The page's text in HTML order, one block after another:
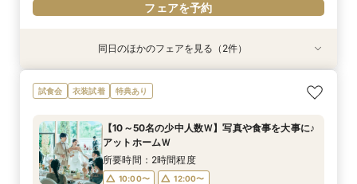
フェアを予約
衣装試着 特典あり
8/19(水)
＼神前式をご検討のお二人へ／各神社式＆リアン
神殿見学×和装試着＆人気食べ比べ試食
11:30〜
衣装試着 特典あり
8/19(水)
人気No,1 ＼初めて見学がおトク★／豪華コース
試食×30,000円GIFT付相談会
10:00〜
12:00〜
15:00〜
16:00〜
同日のほかのフェアを見る（2件）
試食会 衣装試着 特典あり
【10～50名の少中人数Ｗ】写真や食事を大事に♪
アットホームＷ
所要時間：2時間程度
10:00〜
12:00〜